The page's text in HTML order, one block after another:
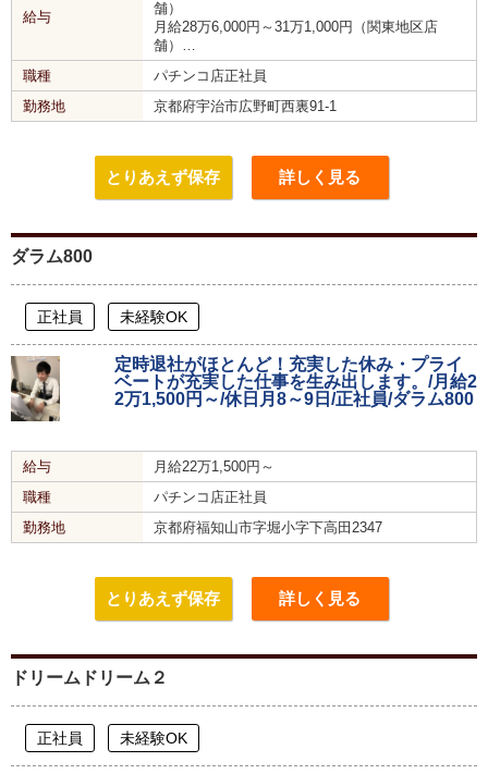
給与
舗）
月給28万6,000円～31万1,000円（関東地区店
舗）…
職種
パチンコ店正社員
勤務地
京都府宇治市広野町西裏91-1
とりあえず保存 詳しく見る
ダラム800
正社員 未経験OK
定時退社がほとんど！充実した休み・プライ
ベートが充実した仕事を生み出します。/月給2
2万1,500円～/休日月8～9日/正社員/ダラム800
給与
月給22万1,500円～
職種
パチンコ店正社員
勤務地
京都府福知山市字堀小字下高田2347
とりあえず保存 詳しく見る
ドリームドリーム２
正社員 未経験OK